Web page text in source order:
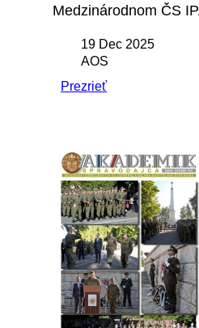
Medzinárodnom ČS
19 Dec 2025
AOS
Prezrieť